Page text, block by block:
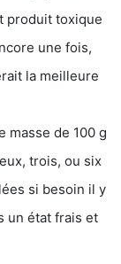
produit toxique
une fois,
la meilleure
masse de 100 g
trois, ou six
si besoin il y
un état frais et